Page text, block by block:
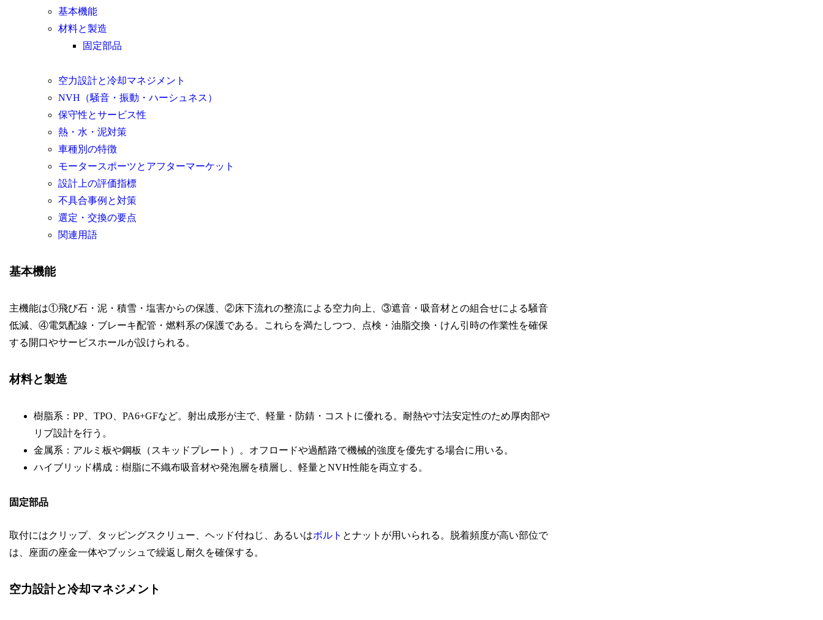
基本機能
材料と製造
固定部品
空力設計と冷却マネジメント
NVH（騒音・振動・ハーシュネス）
保守性とサービス性
熱・水・泥対策
車種別の特徴
モータースポーツとアフターマーケット
設計上の評価指標
不具合事例と対策
選定・交換の要点
関連用語
基本機能
主機能は①飛び石・泥・積雪・塩害からの保護、②床下流れの整流による空力向上、③遮音・吸音材との組合せによる騒音
低減、④電気配線・ブレーキ配管・燃料系の保護である。これらを満たしつつ、点検・油脂交換・けん引時の作業性を確保
する開口やサービスホールが設けられる。
材料と製造
樹脂系：PP、TPO、PA6+GFなど。射出成形が主で、軽量・防錆・コストに優れる。耐熱や寸法安定性のため厚肉部や
リブ設計を行う。
金属系：アルミ板や鋼板（スキッドプレート）。オフロードや過酷路で機械的強度を優先する場合に用いる。
ハイブリッド構成：樹脂に不織布吸音材や発泡層を積層し、軽量とNVH性能を両立する。
固定部品
取付にはクリップ、タッピングスクリュー、ヘッド付ねじ、あるいはボルト とナットが用いられる。脱着頻度が高い部位で
は、座面の座金一体やブッシュで繰返し耐久を確保する。
空力設計と冷却マネジメント